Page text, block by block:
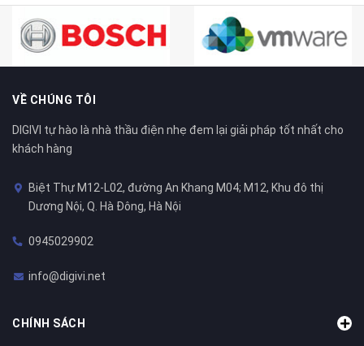
VỀ CHÚNG TÔI
DIGIVI tự hào là nhà thầu điện nhẹ đem lại giải pháp tốt nhất cho
khách hàng
Biệt Thự M12-L02, đường An Khang M04; M12, Khu đô thị
Dương Nội, Q. Hà Đông, Hà Nội
0945029902
info@digivi.net
CHÍNH SÁCH